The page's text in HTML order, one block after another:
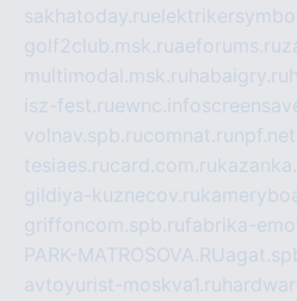
sakhatoday.ru
golf2club.msk.ruaeforums.ru
multimodal.msk.ru habaigry.ru
isz-fest.ruewnc.info
volnav.spb.rucomnat.ru
tesiaes.rucard.com.ru
gildiya-kuznecov.ru
griffoncom.spb.rufabrika-
PARK-MATROSOVA.RU
avtoyurist-moskva1.ru